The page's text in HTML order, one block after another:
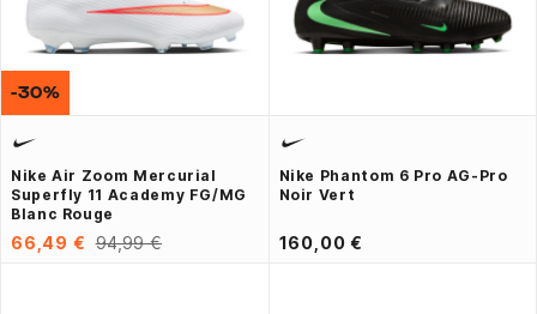
Nike Air Zoom Mercurial
Superfly 11 Academy FG/MG
Blanc Rouge
66,49 € 94,99 €
-30%
Nike Phantom 6 Pro AG-Pro
Noir Vert
160,00 €